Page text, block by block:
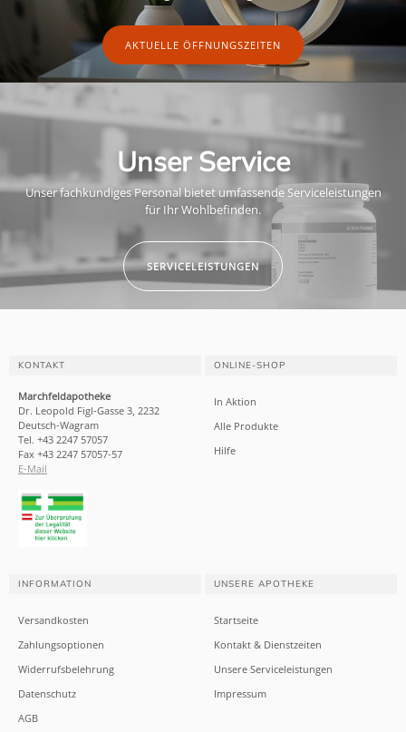
AKTUELLE ÖFFNUNGSZEITEN
Unser Service
Unser fachkundiges Personal bietet umfassende Serviceleistungen
für Ihr Wohlbefinden.
SERVICELEISTUNGEN
KONTAKT
Marchfeldapotheke
Dr. Leopold Figl-Gasse 3, 2232
Deutsch-Wagram
Tel. +43 2247 57057
Fax +43 2247 57057-57
E-Mail
ONLINE-SHOP
In Aktion
Alle Produkte
Hilfe
INFORMATION
Versandkosten
Zahlungsoptionen
Widerrufsbelehrung
Datenschutz
AGB
UNSERE APOTHEKE
Startseite
Kontakt & Dienstzeiten
Unsere Serviceleistungen
Impressum